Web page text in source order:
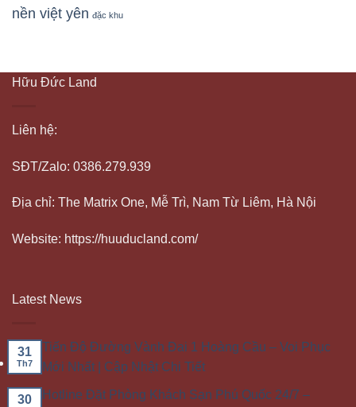
nền việt yên đặc khu
Hữu Đức Land
Liên hệ:
SĐT/Zalo: 0386.279.939
Địa chỉ: The Matrix One, Mễ Trì, Nam Từ Liêm, Hà Nội
Website: https://huuducland.com/
Latest News
31
Th7
Tiến Độ Đường Vành Đai 1 Hoàng Cầu – Voi Phục
Mới Nhất | Cập Nhật Chi Tiết
30
Hotline Đặt Phòng Khách Sạn Phú Quốc 24/7 –